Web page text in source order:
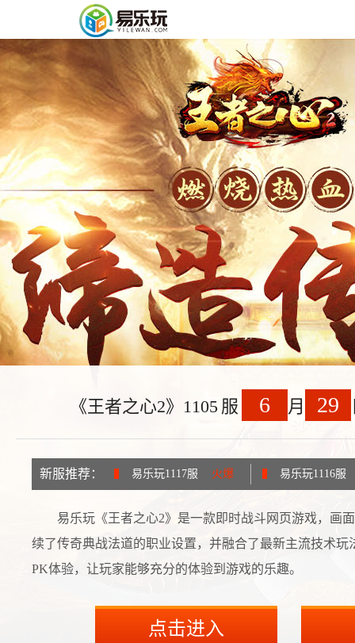
《王者之心2》1105 服 6 月 29
新服推荐： 易乐玩1117服 火爆 易乐玩1116服
易乐玩《王者之心2》是一款即时战斗网页游戏，画
续了传奇典战法道的职业设置，并融合了最新主流技术
PK体验，让玩家能够充分的体验到游戏的乐趣。
点击进入